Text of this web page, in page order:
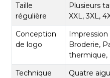
Taille
régulière
Plusieurs
XXL, 3XL,
Conception
de logo
Impression
Broderie,
thermique,
Technique
Quatre